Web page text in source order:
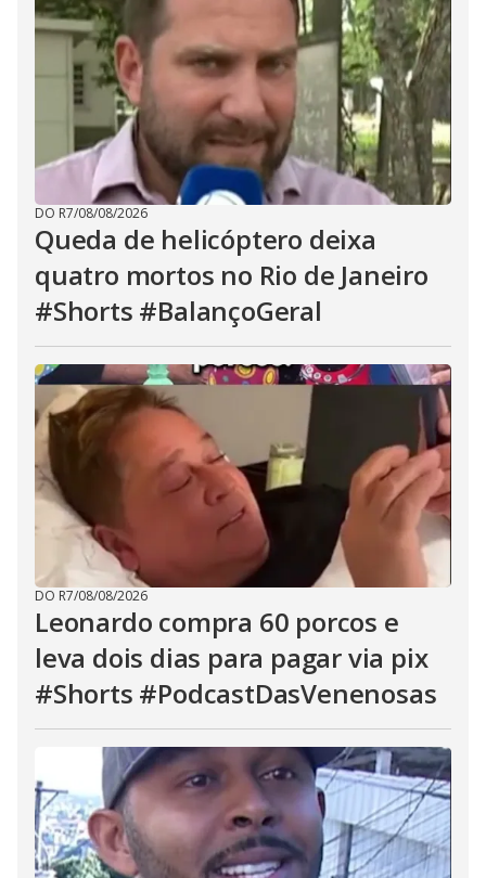
DO R7/08/08/2026
Queda de helicóptero deixa
quatro mortos no Rio de Janeiro
#Shorts #BalançoGeral
DO R7/08/08/2026
Leonardo compra 60 porcos e
leva dois dias para pagar via pix
#Shorts #PodcastDasVenenosas